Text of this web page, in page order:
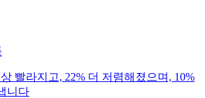
빨라지고, 22% 더 저렴해졌으며, 10%
니다